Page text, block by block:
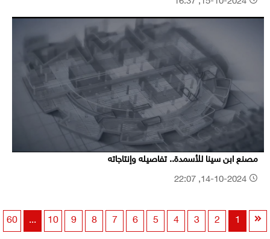
مصنع ابن سينا للأسمدة.. تفاصيله وإنتاجاته
1
2
3
4
5
6
7
8
9
10
...
60